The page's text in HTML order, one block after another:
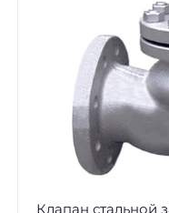
Клапан стальной